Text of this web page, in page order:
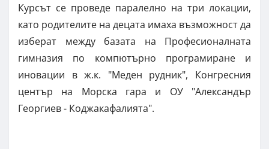
Курсът се проведе паралелно на три локации,
като родителите на децата имаха възможност да
изберат между базата на Професионалната
гимназия по компютърно програмиране и
иновации в ж.к. "Меден рудник", Конгресния
център на Морска гара и ОУ "Александър
Георгиев - Коджакафалията".